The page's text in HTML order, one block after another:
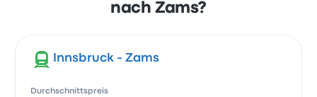
nach Zams?
Innsbruck - Zams
Durchschnittspreis